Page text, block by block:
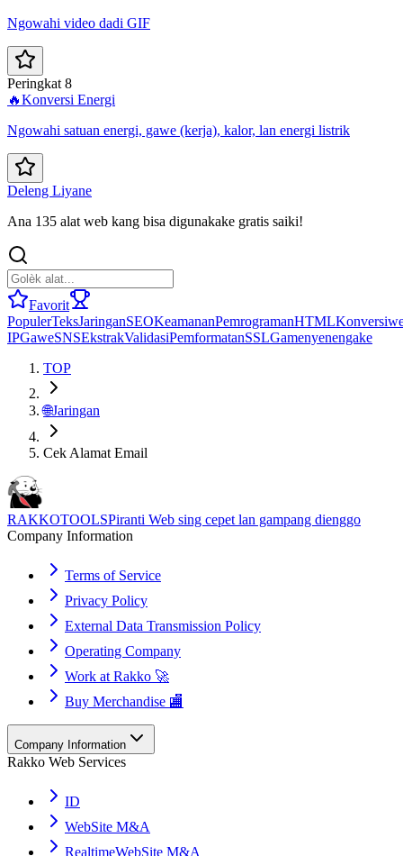
Ngowahi video dadi GIF
Peringkat 8
🔥Konversi Energi
Ngowahi satuan energi, gawe (kerja), kalor, lan energi listrik
Deleng Liyane
Ana 135 alat web kang bisa digunakake gratis saiki!
Favorit
PopulerTeksJaringanSEOKeamananPemrogramanHTMLKonversi
IPGaweSNSEkstrakValidasiPemformatanSSLGamenyenengake
TOP
🌐Jaringan
Cek Alamat Email
RAKKOTOOLSPiranti Web sing cepet lan gampang dienggo
Company Information
Terms of Service
Privacy Policy
External Data Transmission Policy
Operating Company
Work at Rakko 🚀
Buy Merchandise 🏬
Company Information
Rakko Web Services
ID
WebSite M&A
RealtimeWebSite M&A